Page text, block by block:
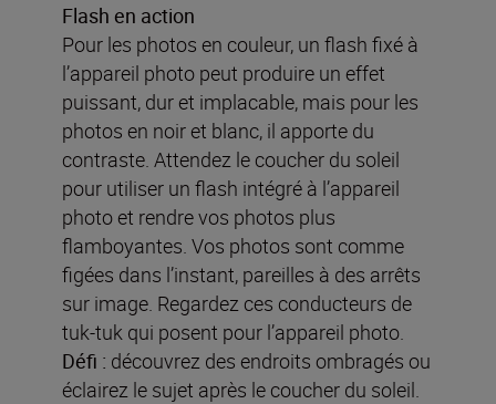
Flash en action
Pour les photos en couleur, un flash fixé à
l’appareil photo peut produire un effet
puissant, dur et implacable, mais pour les
photos en noir et blanc, il apporte du
contraste. Attendez le coucher du soleil
pour utiliser un flash intégré à l’appareil
photo et rendre vos photos plus
flamboyantes. Vos photos sont comme
figées dans l’instant, pareilles à des arrêts
sur image. Regardez ces conducteurs de
tuk-tuk qui posent pour l’appareil photo.
Défi : découvrez des endroits ombragés ou
éclairez le sujet après le coucher du soleil.